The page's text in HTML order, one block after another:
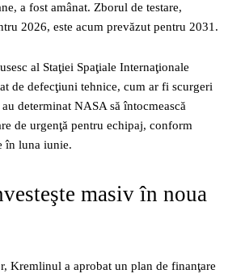
a fost amânat. Zborul de testare,
2026, este acum prevăzut pentru 2031.
al Staţiei Spaţiale Internaţionale
de defecţiuni tehnice, cum ar fi scurgeri
au determinat NASA să întocmească
de urgenţă pentru echipaj, conform
în luna iunie.
masiv în noua
Kremlinul a aprobat un plan de finanţare